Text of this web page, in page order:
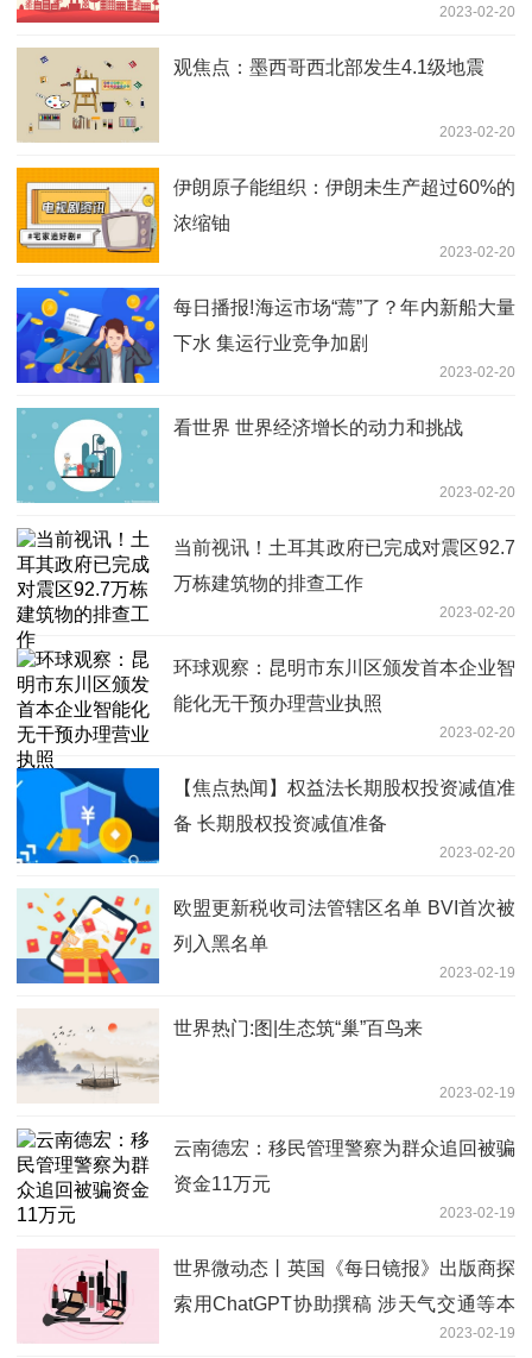
2023-02-20
观焦点：墨西哥西北部发生4.1级地震
2023-02-20
伊朗原子能组织：伊朗未生产超过60%的
浓缩铀
2023-02-20
每日播报!海运市场“蔫”了？年内新船大量
下水 集运行业竞争加剧
2023-02-20
看世界 世界经济增长的动力和挑战
2023-02-20
当前视讯！土耳其政府已完成对震区92.7
万栋建筑物的排查工作
2023-02-20
环球观察：昆明市东川区颁发首本企业智
能化无干预办理营业执照
2023-02-20
【焦点热闻】权益法长期股权投资减值准
备 长期股权投资减值准备
2023-02-20
欧盟更新税收司法管辖区名单 BVI首次被
列入黑名单
2023-02-19
世界热门:图|生态筑“巢”百鸟来
2023-02-19
云南德宏：移民管理警察为群众追回被骗
资金11万元
2023-02-19
世界微动态丨英国《每日镜报》出版商探
索用ChatGPT协助撰稿 涉天气交通等本
2023-02-19